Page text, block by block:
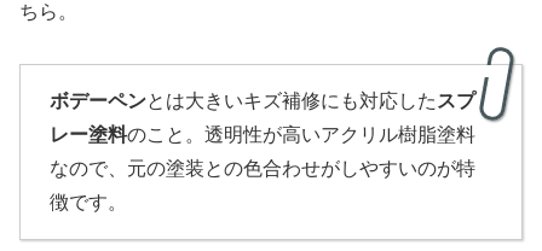
ちら。
ボデーペンとは大きいキズ補修にも対応した スプ
レー塗料のこと。透明性が高いアクリル樹脂塗料
なので、元の塗装との色合わせがしやすいのが特
徴です。